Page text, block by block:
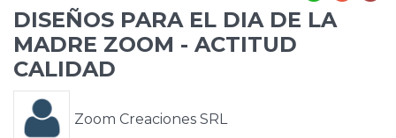
DISEÑOS PARA EL DIA DE LA
MADRE ZOOM - ACTITUD
CALIDAD
Zoom Creaciones SRL